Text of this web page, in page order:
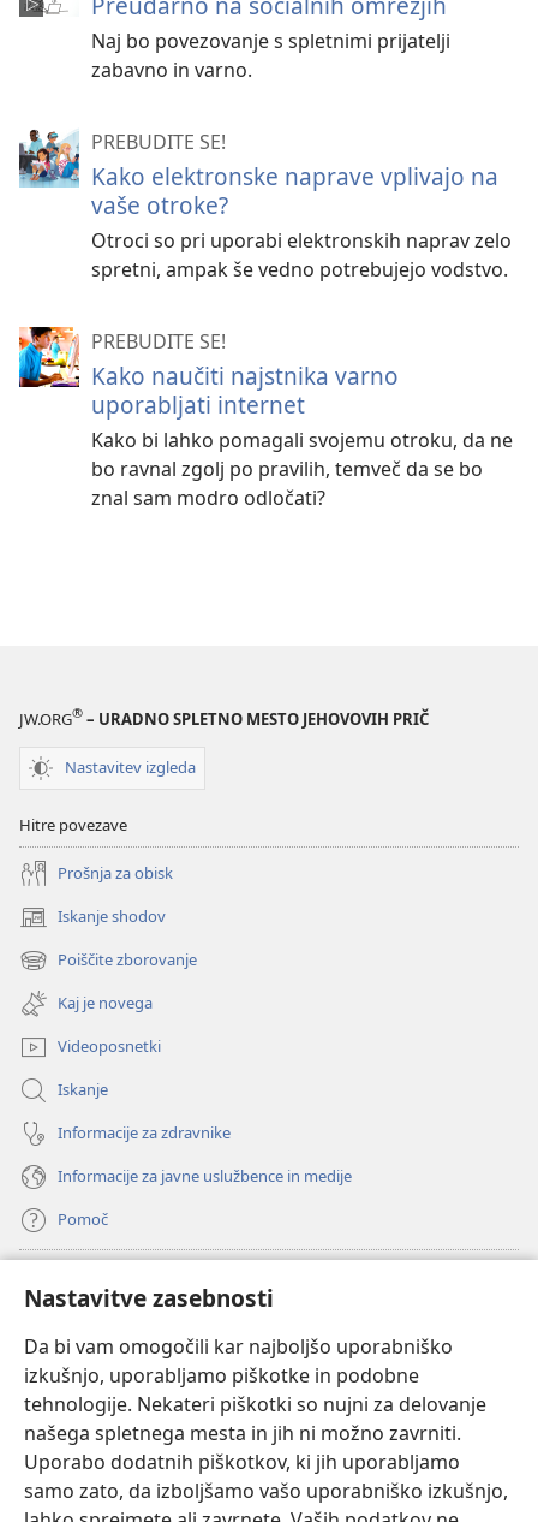
Nastavitve zasebnosti
Da bi vam omogočili kar najboljšo uporabniško
izkušnjo, uporabljamo piškotke in podobne
tehnologije. Nekateri piškotki so nujni za delovanje
našega spletnega mesta in jih ni možno zavrniti.
Uporabo dodatnih piškotkov, ki jih uporabljamo
samo zato, da izboljšamo vašo uporabniško izkušnjo,
Naj bo povezovanje s spletnimi prijatelji
zabavno in varno.
PREBUDITE SE!
Kako elektronske naprave vplivajo na
vaše otroke?
Otroci so pri uporabi elektronskih naprav zelo
spretni, ampak še vedno potrebujejo vodstvo.
PREBUDITE SE!
Kako naučiti najstnika varno
uporabljati internet
Kako bi lahko pomagali svojemu otroku, da ne
bo ravnal zgolj po pravilih, temveč da se bo
znal sam modro odločati?
JW.ORG® – URADNO SPLETNO MESTO JEHOVOVIH PRIČ
Nastavitev izgleda
Hitre povezave
Prošnja za obisk
Iskanje shodov
(odpre
novo
okno)
Poiščite zborovanje
(odpre
novo
okno)
Kaj je novega
Videoposnetki
Iskanje
Informacije za zdravnike
Informacije za javne uslužbence in medije
Pomoč
(odpre
novo
okno) Watchtowerjeva SPLETNA KNJIŽNICA™
(odpre
novo
okno) JW Hub
(odpre
novo
okno)JW Library
Watchtower Library